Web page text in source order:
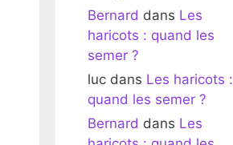
Bernard dans Les
haricots : quand les
semer ?
luc dans Les haricots :
quand les semer ?
Bernard dans Les